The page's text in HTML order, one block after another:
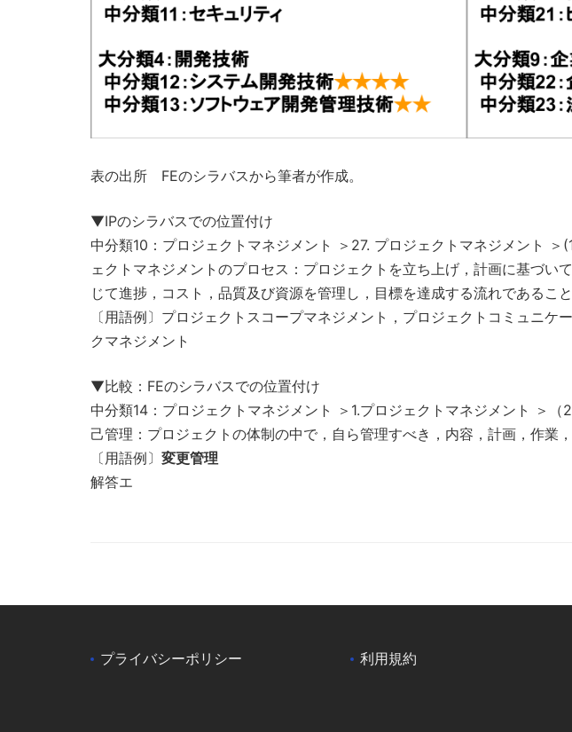
表の出所 FEのシラバスから筆者が作成。
▼IPのシラバスでの位置付け
中分類10：プロジェクトマネジメント ＞27. プロジェクトマネジメント
ェクトマネジメントのプロセス：プロジェクトを立ち上げ，計画に基づい
じて進捗，コスト，品質及び資源を管理し，目標を達成する流れであること
〔用語例〕プロジェクトスコープマネジメント，プロジェクトコミュニケ
クマネジメント
▼比較：FEのシラバスでの位置付け
中分類14：プロジェクトマネジメント ＞1.プロジェクトマネジメント ＞
己管理：プロジェクトの体制の中で，自ら管理すべき，内容，計画，作業
〔用語例〕 変更管理
解答エ
プライバシーポリシー 利用規約